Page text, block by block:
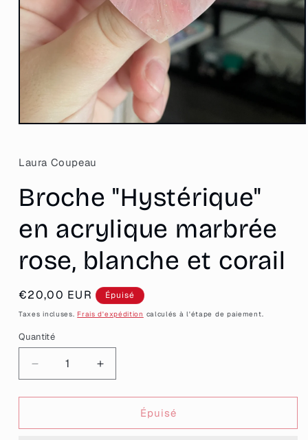
Ouvrir
1
dans
fenêtre
modale
Laura Coupeau
Broche "Hystérique"
en acrylique marbrée
rose, blanche et corail
Prix
habituel
€20,00 EUR Épuisé
Taxes incluses. Frais d'expédition calculés à l'étape de paiement.
Quantité
Quantité
Réduire
la
quantité
Broche
Augmenter
la
quantité
Broche
Épuisé